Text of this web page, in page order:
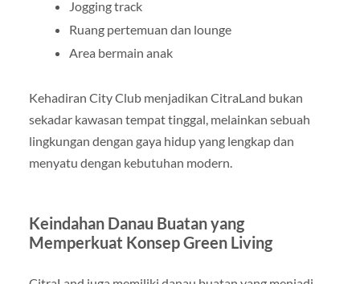
Jogging track
Ruang pertemuan dan lounge
Area bermain anak
Kehadiran City Club menjadikan CitraLand bukan
sekadar kawasan tempat tinggal, melainkan sebuah
lingkungan dengan gaya hidup yang lengkap dan
menyatu dengan kebutuhan modern.
Keindahan Danau Buatan yang
Memperkuat Konsep Green Living